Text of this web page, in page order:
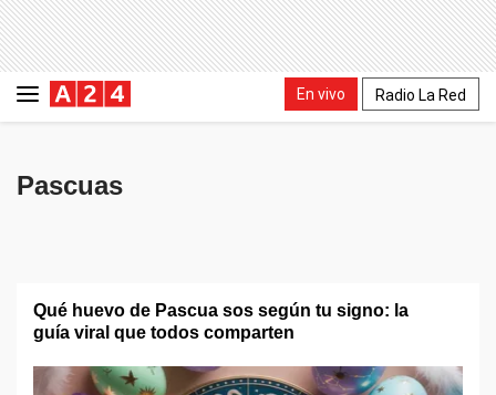
En vivo Radio La Red
Pascuas
Qué huevo de Pascua sos según tu signo: la
guía viral que todos comparten